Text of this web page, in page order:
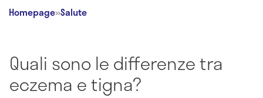
Homepage»Salute
Quali sono le differenze tra
eczema e tigna?